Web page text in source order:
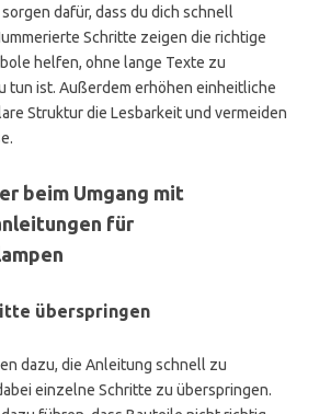
dafür, dass du dich schnell
Schritte zeigen die richtige
helfen, ohne lange Texte zu
tun ist. Außerdem erhöhen einheitliche
Struktur die Lesbarkeit und vermeiden
beim Umgang mit
für
überspringen
dazu, die Anleitung schnell zu
einzelne Schritte zu überspringen.